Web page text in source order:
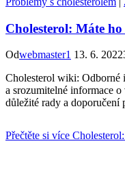
Cholesterol: Máte
Odwebmaster1 13. 6. 2022
Cholesterol wiki: Odborné
a srozumitelné informace
důležité rady a doporučení
Přečtěte si více